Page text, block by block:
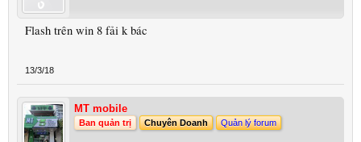
Flash trên win 8 fải k bác
13/3/18
MT mobile
Ban quản trị Chuyên Doanh Quản lý forum